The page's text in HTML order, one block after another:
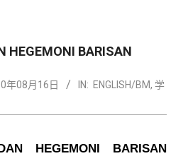
HEGEMONI BARISAN
年08月16日 IN: ENGLISH/BM, 学
HEGEMONI BARISAN